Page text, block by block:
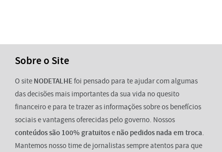
Sobre o Site
O site NODETALHEfoi pensado para te ajudar com algumas
das decisões mais importantes da sua vida no quesito
financeiro e para te trazer as informações sobre os benefícios
sociais e vantagens oferecidas pelo governo. Nossos
conteúdos são 100% gratuitose não pedidos nada em troca.
Mantemos nosso time de jornalistas sempre atentos para que